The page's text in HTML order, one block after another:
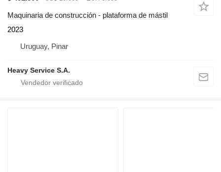
Maquinaria de construcción - plataforma de mástil
2023
Uruguay, Pinar
Heavy Service S.A.